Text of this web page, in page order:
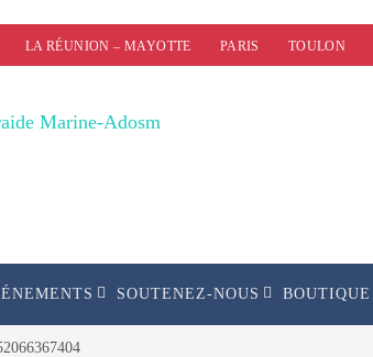
LA RÉUNION – MAYOTTE PARIS TOULON
SOUTENEZ-NOUS BOUTIQUE